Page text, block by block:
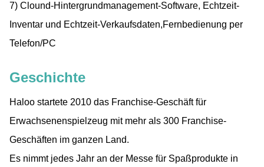
7) Clound-Hintergrundmanagement-Software, Echtzeit-
Inventar und Echtzeit-Verkaufsdaten,Fernbedienung per
Telefon/PC
Geschichte
Haloo startete 2010 das Franchise-Geschäft für
Erwachsenenspielzeug mit mehr als 300 Franchise-
Geschäften im ganzen Land.
Es nimmt jedes Jahr an der Messe für Spaßprodukte in